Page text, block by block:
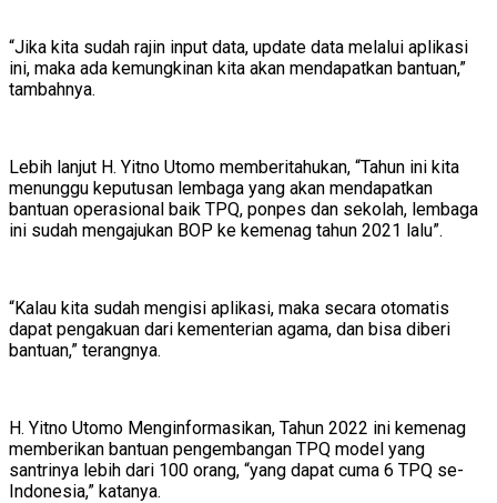
“Jika kita sudah rajin input data, update data melalui aplikasi
ini, maka ada kemungkinan kita akan mendapatkan bantuan,”
tambahnya.
Lebih lanjut H. Yitno Utomo memberitahukan, “Tahun ini kita
menunggu keputusan lembaga yang akan mendapatkan
bantuan operasional baik TPQ, ponpes dan sekolah, lembaga
ini sudah mengajukan BOP ke kemenag tahun 2021 lalu”.
“Kalau kita sudah mengisi aplikasi, maka secara otomatis
dapat pengakuan dari kementerian agama, dan bisa diberi
bantuan,” terangnya.
H. Yitno Utomo Menginformasikan, Tahun 2022 ini kemenag
memberikan bantuan pengembangan TPQ model yang
santrinya lebih dari 100 orang, “yang dapat cuma 6 TPQ se-
Indonesia,” katanya.